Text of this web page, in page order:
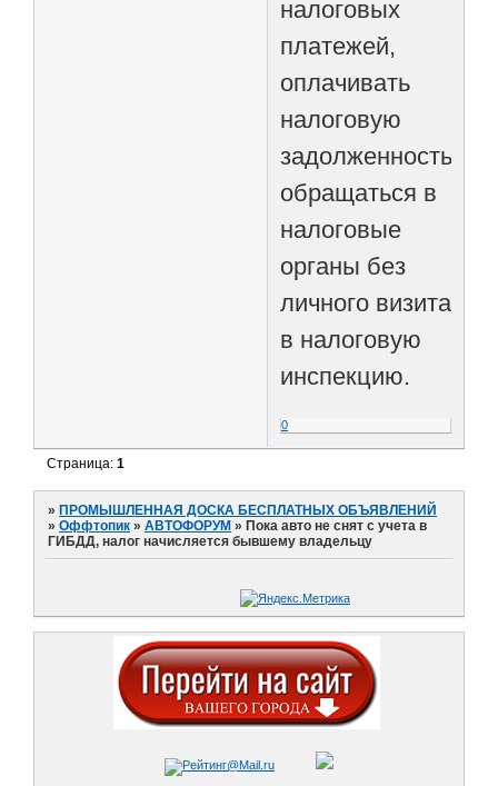
налоговых
платежей,
оплачивать
налоговую
задолженность,
обращаться в
налоговые
органы без
личного визита
в налоговую
инспекцию.
0
Страница:1
» ПРОМЫШЛЕННАЯ ДОСКА БЕСПЛАТНЫХ ОБЪЯВЛЕНИЙ
»Оффтопик »АВТОФОРУМ » Пока авто не снят с учета в
ГИБДД, налог начисляется бывшему владельцу